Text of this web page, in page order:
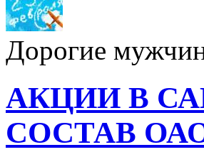
Дорогие
АКЦИИ В
СОСТАВ